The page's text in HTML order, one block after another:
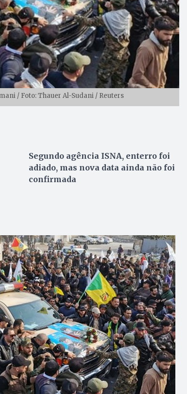
/ Foto: Thauer Al-Sudani / Reuters
Segundo agência ISNA, enterro foi
adiado, mas nova data ainda não foi
confirmada